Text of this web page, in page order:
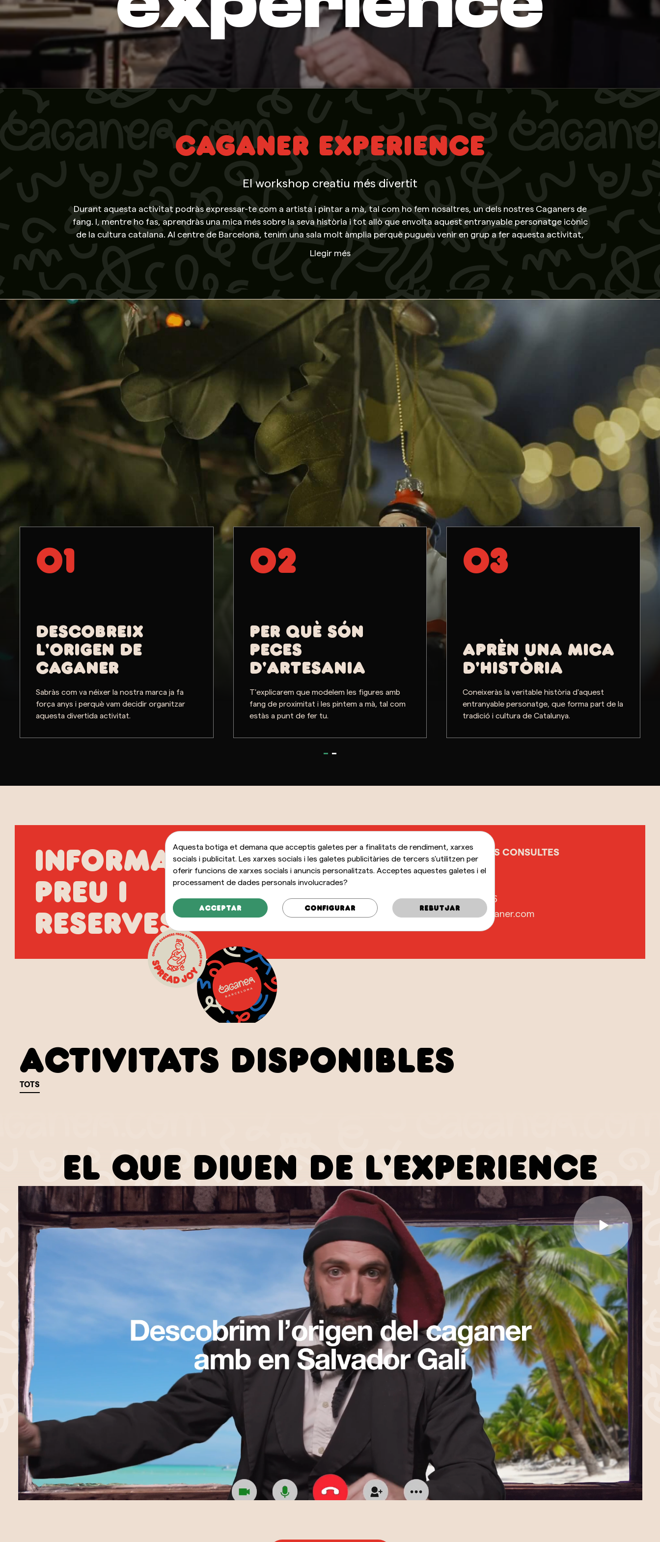
CAGANER EXPERIENCE
El workshop creatiu més divertit
Durant aquesta activitat podràs expressar-te com a artista i pintar a mà, tal com ho fem nosaltres, un dels nostres Caganers de
fang. I, mentre ho fas, aprendràs una mica més sobre la seva història i tot allò que envolta aquest entranyable personatge icònic
de la cultura catalana. Al centre de Barcelona, ​​tenim una sala molt àmplia perquè pugueu venir en grup a fer aquesta activitat,
però també podem desplaçar-nos a qualsevol lloc dins el territori de Catalunya. Fins i tot, si ho preferiu, hem creat un tutorial i
us enviem els materials necessaris on indiqueu. Per a més informació sobre totes aquestes opcions, contacta'ns i et donarem
informació detallada.
Llegir més
01
DESCOBREIX
L'ORIGEN DE
CAGANER
Sabràs com va néixer la nostra marca ja fa
força anys i perquè vam decidir organitzar
aquesta divertida activitat.
02
PER QUÈ SÓN
PECES
D'ARTESANIA
T'explicarem que modelem les figures amb
fang de proximitat i les pintem a mà, tal com
estàs a punt de fer tu.
03
APRÈN UNA MICA
D'HISTÒRIA
Coneixeràs la veritable història d'aquest
entranyable personatge, que forma part de la
tradició i cultura de Catalunya.
INFORMACIÓ,
preu i
reserves
PREU
A partir de 15€ per
persona
CONTACTE (NOMÉS CONSULTES
EXPERIENCE)
+34 636 798 606
experience@caganer.com
Activitats disponibles
TOTS
EL QUE DIUEN DE L'EXPERIENCE
Aquesta botiga et demana que acceptis galetes per a finalitats de rendiment, xarxes
socials i publicitat. Les xarxes socials i les galetes publicitàries de tercers s'utilitzen per
oferir funcions de xarxes socials i anuncis personalitzats. Acceptes aquestes galetes i el
processament de dades personals involucrades?
Acceptar Configurar Rebutjar